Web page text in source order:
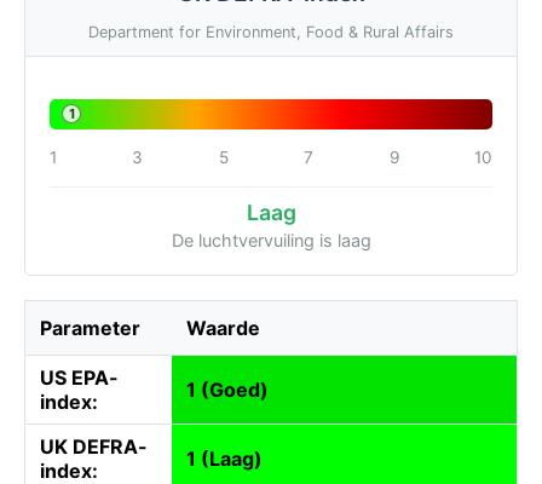
Department for Environment, Food & Rural Affairs
1
1 3 5 7 9 10
Laag
De luchtvervuiling is laag
Parameter Waarde
US EPA-
index:
1 (Goed)
UK DEFRA-
index:
1 (Laag)